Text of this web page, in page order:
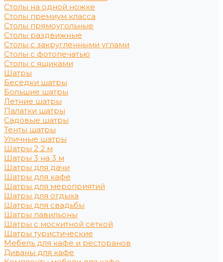
Столы на одной ножке
Столы премиум класса
Столы прямоугольные
Столы раздвижные
Столы с закругленными углами
Столы с фотопечатью
Столы с ящиками
Шатры
Беседки шатры
Большие шатры
Летние шатры
Палатки шатры
Садовые шатры
Тенты шатры
Уличные шатры
Шатры 2 2 м
Шатры 3 на 3 м
Шатры для дачи
Шатры для кафе
Шатры для мероприятий
Шатры для отдыха
Шатры для свадьбы
Шатры павильоны
Шатры с москитной сеткой
Шатры туристические
Мебель для кафе и ресторанов
Диваны для кафе